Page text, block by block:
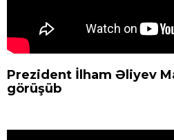
Prezident İlham Əliyev
görüşüb